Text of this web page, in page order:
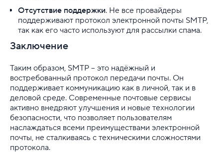
Отсутствие поддержки. Не все провайдеры
поддерживают протокол электронной почты SMTP,
так как его часто используют для рассылки спама.
Заключение
Таким образом, SMTP – это надёжный и
востребованный протокол передачи почты. Он
поддерживает коммуникацию как в личной, так и в
деловой среде. Современные почтовые сервисы
активно внедряют улучшения и новые технологии
безопасности, что позволяет пользователям
наслаждаться всеми преимуществами электронной
почты, не сталкиваясь с техническими сложностями
протокола.